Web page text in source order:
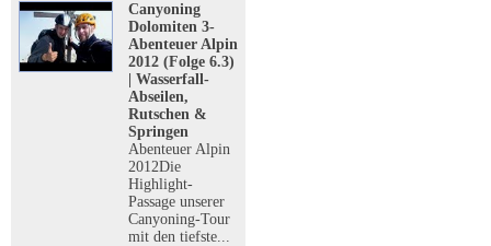
Canyoning
Dolomiten 3-
Abenteuer Alpin
2012 (Folge 6.3)
| Wasserfall-
Abseilen,
Rutschen &
Springen
Abenteuer Alpin
2012Die
Highlight-
Passage unserer
Canyoning-Tour
mit den tiefste...